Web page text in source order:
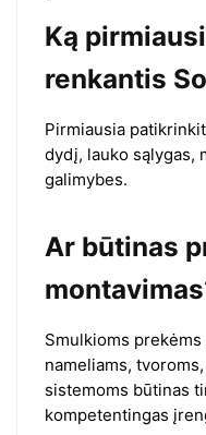
Ką
renkantis
Pirmiausia
dydį, lauko sąlygas,
galimybes.
Ar būtinas
Smulkioms
nameliams,
sistemoms būtinas
kompetentingas